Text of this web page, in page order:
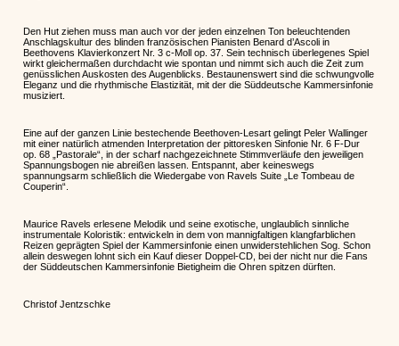
Den Hut ziehen muss man auch vor der jeden einzelnen Ton beleuchtenden
Anschlagskultur des blinden französischen Pianisten Benard d’Ascoli in
Beethovens Klavierkonzert Nr. 3 c-Moll op. 37. Sein technisch überlegenes Spiel
wirkt gleichermaßen durchdacht wie spontan und nimmt sich auch die Zeit zum
genüsslichen Auskosten des Augenblicks. Bestaunenswert sind die schwungvolle
Eleganz und die rhythmische Elastizität, mit der die Süddeutsche Kammersinfonie
musiziert.
Eine auf der ganzen Linie bestechende Beethoven-Lesart gelingt Peler Wallinger
mit einer natürlich atmenden Interpretation der pittoresken Sinfonie Nr. 6 F-Dur
op. 68 „Pastorale“, in der scharf nachgezeichnete Stimmverläufe den jeweiligen
Spannungsbogen nie abreißen lassen. Entspannt, aber keineswegs
spannungsarm schließlich die Wiedergabe von Ravels Suite „Le Tombeau de
Couperin“.
Maurice Ravels erlesene Melodik und seine exotische, unglaublich sinnliche
instrumentale Koloristik: entwickeln in dem von mannigfaltigen klangfarblichen
Reizen geprägten Spiel der Kammersinfonie einen unwiderstehlichen Sog. Schon
allein deswegen lohnt sich ein Kauf dieser Doppel-CD, bei der nicht nur die Fans
der Süddeutschen Kammersinfonie Bietigheim die Ohren spitzen dürften.
Christof Jentzschke